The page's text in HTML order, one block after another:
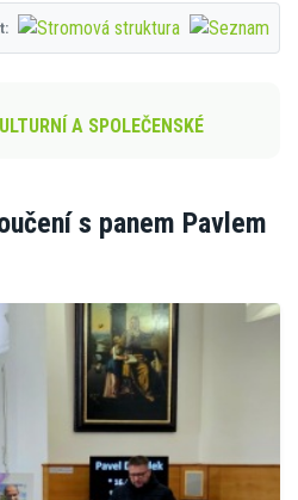
A SPOLEČENSKÉ
s panem Pavlem